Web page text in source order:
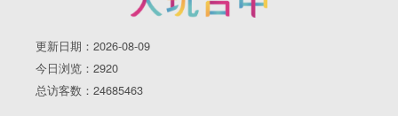
更新日期：2026-08-09
今日浏览：2920
总访客数：24685463